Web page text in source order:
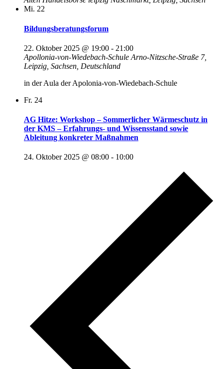
Mi. 22
Bildungsberatungsforum
22. Oktober 2025 @ 19:00 - 21:00
Apollonia-von-Wiedebach-Schule Arno-Nitzsche-Straße 7,
Leipzig, Sachsen, Deutschland
in der Aula der Apolonia-von-Wiedebach-Schule
Fr. 24
AG Hitze: Workshop – Sommerlicher Wärmeschutz in
der KMS – Erfahrungs- und Wissensstand sowie
Ableitung konkreter Maßnahmen
24. Oktober 2025 @ 08:00 - 10:00